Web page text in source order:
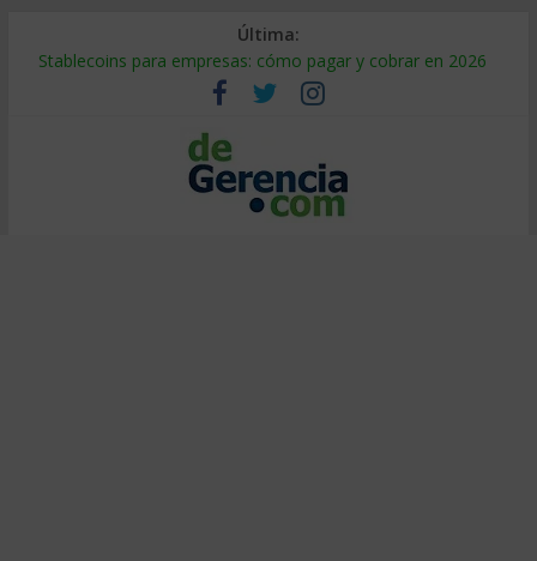
Última:
Stablecoins para empresas: cómo pagar y cobrar en 2026
Despido silencioso: qué es y por qué sale tan caro
IA en selección de personal: cómo auditarla a tiempo
Trabajo forzoso en la cadena de suministro: qué hacer
Mercado hispano de EE. UU.: cómo segmentarlo y venderle